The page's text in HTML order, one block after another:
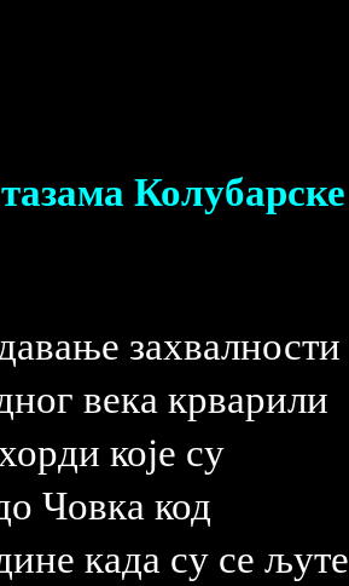
Колубарске
захвалности
века крварили
које су
Човка код
када су се љуте